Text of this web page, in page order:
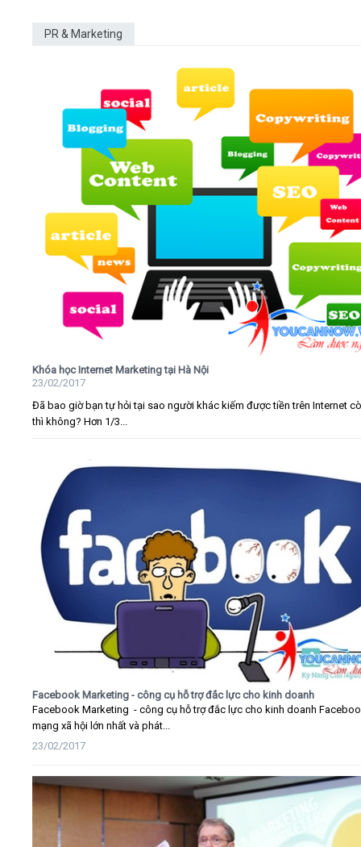
PR & Marketing
Khóa học Internet Marketing tại Hà Nội
23/02/2017
Đã bao giờ bạn tự hỏi tại sao người khác kiếm được tiền trên Internet
thì không? Hơn 1/3...
Facebook Marketing - công cụ hỗ trợ đắc lực cho kinh doanh
Facebook Marketing - công cụ hỗ trợ đắc lực cho kinh doanh
mạng xã hội lớn nhất và phát...
23/02/2017